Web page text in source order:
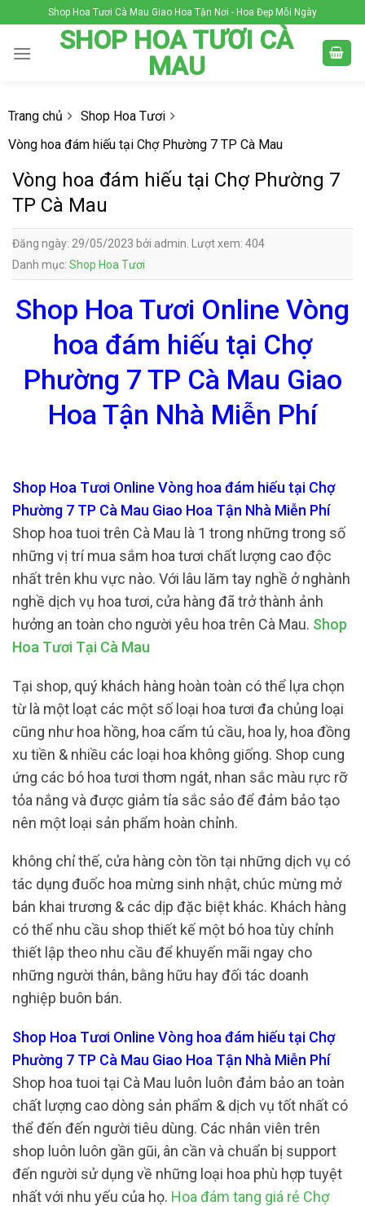
to
content
Shop Hoa Tươi Cà Mau Giao Hoa Tận Nơi - Hoa Đẹp Mỗi Ngày
SHOP HOA TƯƠI CÀ
MAU
Trang chủ
Shop Hoa Tươi
Vòng hoa đám hiếu tại Chợ Phường 7 TP Cà Mau
Vòng hoa đám hiếu tại Chợ Phường 7
TP Cà Mau
Đăng ngày: 29/05/2023 bởi admin. Lượt xem: 404
Danh mục: Shop Hoa Tươi
Shop Hoa Tươi Online Vòng
hoa đám hiếu tại Chợ
Phường 7 TP Cà Mau Giao
Hoa Tận Nhà Miễn Phí
Shop Hoa Tươi Online Vòng hoa đám hiếu tại Chợ
Phường 7 TP Cà Mau Giao Hoa Tận Nhà Miễn Phí
Shop hoa tuoi trên Cà Mau là 1 trong những trong số
những vị trí mua sắm hoa tươi chất lượng cao độc
nhất trên khu vực nào. Với lâu lăm tay nghề ở nghành
nghề dịch vụ hoa tươi, cửa hàng đã trở thành ảnh
hưởng an toàn cho người yêu hoa trên Cà Mau. Shop
Hoa Tươi Tại Cà Mau
Tại shop, quý khách hàng hoàn toàn có thể lựa chọn
từ là một loạt các một số loại hoa tươi đa chủng loại
cũng như hoa hồng, hoa cẩm tú cầu, hoa ly, hoa đồng
xu tiền & nhiều các loại hoa không giống. Shop cung
ứng các bó hoa tươi thơm ngát, nhan sắc màu rực rỡ
tỏa nắng và được giảm tỉa sắc sảo để đảm bảo tạo
nên một loại sản phẩm hoàn chỉnh.
không chỉ thế, cửa hàng còn tồn tại những dịch vụ có
tác dụng đuốc hoa mừng sinh nhật, chúc mừng mở
bán khai trương & các dịp đặc biệt khác. Khách hàng
có thể nhu cầu shop thiết kế một bó hoa tùy chỉnh
thiết lập theo nhu cầu để khuyến mãi ngay cho
những người thân, bằng hữu hay đối tác doanh
nghiệp buôn bán.
Shop Hoa Tươi Online Vòng hoa đám hiếu tại Chợ
Phường 7 TP Cà Mau Giao Hoa Tận Nhà Miễn Phí
Shop hoa tuoi tại Cà Mau luôn luôn đảm bảo an toàn
chất lượng cao dòng sản phẩm & dịch vụ tốt nhất có
thể đến đến người tiêu dùng. Các nhân viên trên
shop luôn luôn gần gũi, ân cần và chuẩn bị support
đến người sử dụng về những loại hoa phù hợp tuyệt
nhất với nhu yếu của họ. Hoa đám tang giá rẻ Chợ